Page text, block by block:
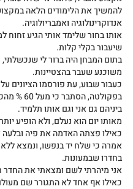
להמשיך את הלימודים הלאה
אנדוקרינולוגיה ואמבריולוגיה.
אותו בחור שלימד אותי הגיע זחוח
שיעבור בקלי קלות.
בתום המבחן היה ברור לי שנכשלתי,
משוכנע שעבר בהצטיינות.
כעבור שבוע, עת פורסמו הציונים
בפקולטה,
ביניהם גם אני וגם אותו תלמיד.
מאותו יום הוא נעלם, ולא הופיע
כאילו פצתה האדמה את פיה
אמרה כי שלח יד בנפשו, ונמצא ללא
בחדרו שבמעונות.
אני מיהרתי לשם ומצאתי את החדר
כאילו אף אחד לא התגורר שם